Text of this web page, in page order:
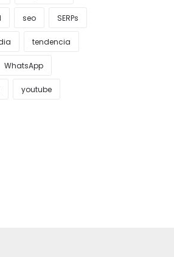
seo SERPs
tendencia
WhatsApp
youtube